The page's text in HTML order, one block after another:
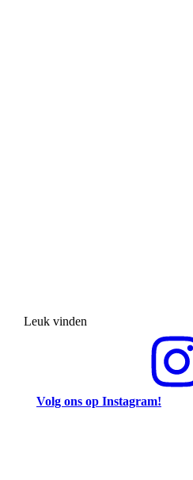
Leuk vinden
Volg ons op Instagram!